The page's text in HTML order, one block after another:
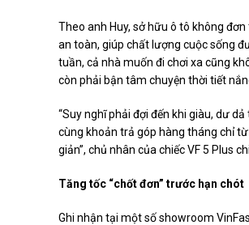
Theo anh Huy, sở hữu ô tô không
an toàn, giúp chất lượng cuộc sống
tuần, cả nhà muốn đi chơi xa cũng
còn phải bận tâm chuyện thời tiết
“Suy nghĩ phải đợi đến khi giàu, dư
cùng khoản trả góp hàng tháng chỉ
giản”, chủ nhân của chiếc VF 5 Plus
Tăng tốc “chốt đơn” trước hạn chót
Ghi nhận tại một số showroom